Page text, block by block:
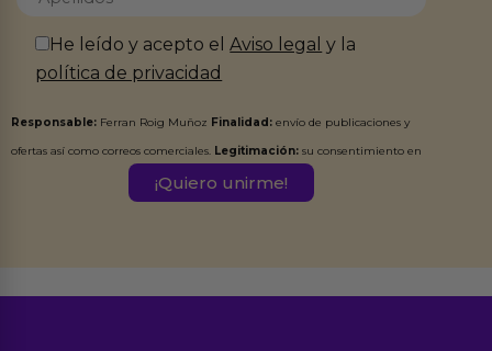
He leído y acepto elAviso legal y la
política de privacidad
Responsable: Ferran Roig Muñoz Finalidad: envío de publicaciones y
ofertas así como correos comerciales. Legitimación: su consentimiento en
Destinatarios:Ferran Roig Muñoz. Podrás ejercer tus